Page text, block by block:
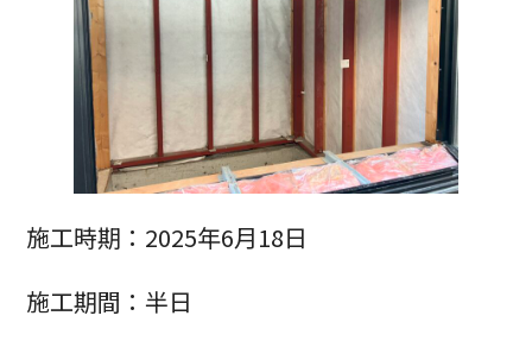
施工時期：2025年6月18日
施工期間：半日